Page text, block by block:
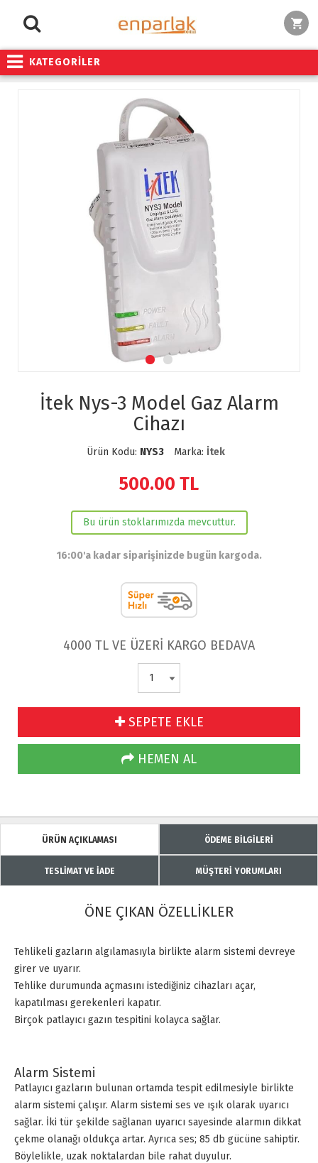
KATEGORİLER
İtek Nys-3 Model Gaz Alarm
Cihazı
Ürün Kodu: NYS3 Marka: İtek
500.00 TL
Bu ürün stoklarımızda mevcuttur.
16:00'a kadar siparişinizde bugün kargoda.
4000 TL VE ÜZERİ KARGO BEDAVA
SEPETE EKLE
HEMEN AL
ÜRÜN AÇIKLAMASI ÖDEME BİLGİLERİ
TESLİMAT VE İADE MÜŞTERİ YORUMLARI
ÖNE ÇIKAN ÖZELLİKLER
Tehlikeli gazların algılamasıyla birlikte alarm sistemi devreye
girer ve uyarır.
Tehlike durumunda açmasını istediğiniz cihazları açar,
kapatılması gerekenleri kapatır.
Birçok patlayıcı gazın tespitini kolayca sağlar.
Alarm Sistemi
Patlayıcı gazların bulunan ortamda tespit edilmesiyle birlikte
alarm sistemi çalışır. Alarm sistemi ses ve ışık olarak uyarıcı
sağlar. İki tür şekilde sağlanan uyarıcı sayesinde alarmın dikkat
çekme olanağı oldukça artar. Ayrıca ses; 85 db gücüne sahiptir.
Böylelikle, uzak noktalardan bile rahat duyulur.